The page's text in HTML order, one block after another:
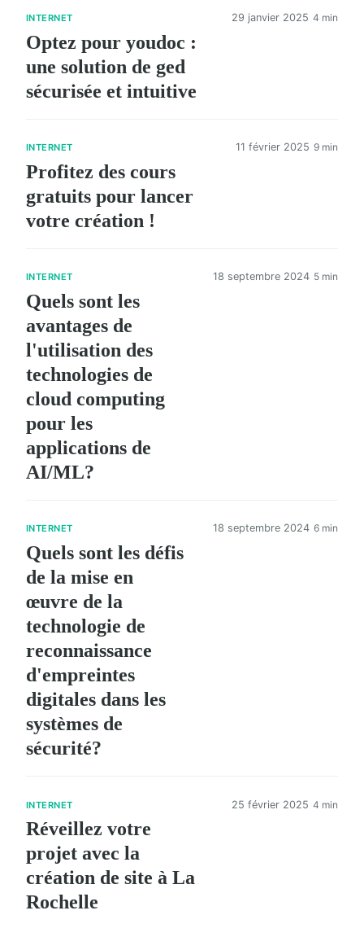
INTERNET
Optez pour youdoc :
une solution de ged
sécurisée et intuitive
29 janvier 2025 4 min
INTERNET
Profitez des cours
gratuits pour lancer
votre création !
11 février 2025 9 min
INTERNET
Quels sont les
avantages de
l'utilisation des
technologies de
cloud computing
pour les
applications de
AI/ML?
18 septembre 2024 5 min
INTERNET
Quels sont les défis
de la mise en
œuvre de la
technologie de
reconnaissance
d'empreintes
digitales dans les
systèmes de
sécurité?
18 septembre 2024 6 min
INTERNET
Réveillez votre
projet avec la
création de site à La
Rochelle
25 février 2025 4 min